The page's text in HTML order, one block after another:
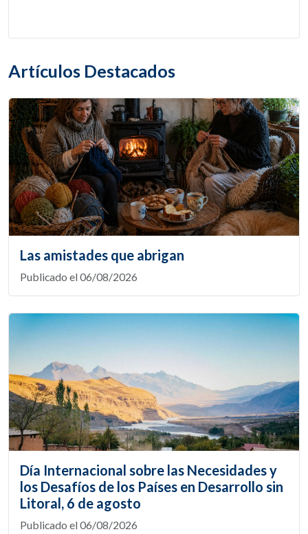
Artículos Destacados
Las amistades que abrigan
Publicado el 06/08/2026
Día Internacional sobre las Necesidades y
los Desafíos de los Países en Desarrollo sin
Litoral, 6 de agosto
Publicado el 06/08/2026